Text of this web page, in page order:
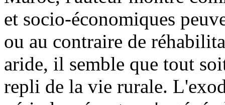
et socio-économiques
ou au contraire de
aride, il semble que tout
repli de la vie rurale.